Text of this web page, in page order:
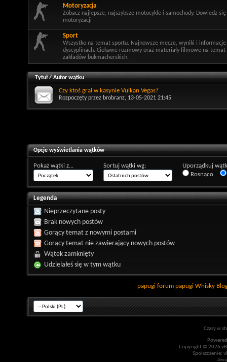
Motoryzacja
Zobacz najlepsze, najszybsze motocykle i samochody. Dowiedz
motoryzacji
Sport
Wszystko na temat sportu. Najnowsze mecze, wyniki i
dyscyplinach. Ciekawe rozmowy oraz materiały filmowe na temat
zakładów bukmacherskich.
Tytuł/Autor wątku
Czy ktoś grał w kasynie Vulkan Vegas?
Rozpoczęty przez brobranz, 13-05-2021 21:45
Opcje wyświetlania wątków
Pokaż wątki z... Sortuj wątki wg:
Uporządkuj
Rosnąco
Legenda
Nieprzeczytane posty
Brak nowych postów
Gorący temat z nowymi postami
Gorący temat nie zawierający nowych postów
Wątek zamknięty
Udzielałeś się w tym wątku
papugi forum papugi Whisky
Czasy w
Copyright © 2026
Spolszczenie: